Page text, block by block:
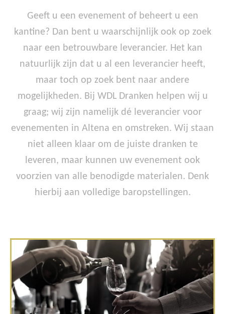
Geeft u een evenement of beheert u een
kantine? Dan bent u waarschijnlijk ook op zoek
naar een betrouwbare leverancier. Het kan
natuurlijk zijn dat u al een leverancier heeft,
maar toch op zoek bent naar andere
mogelijkheden. Bij WDL Dranken helpen wij u
graag; wij zijn namelijk dé leverancier voor
evenementen in Altena en omstreken. Wij staan
niet alleen klaar om de juiste dranken te
leveren, maar kunnen uw evenement ook
voorzien van alle benodigde materialen. Denk
hierbij aan volledige baropstellingen.